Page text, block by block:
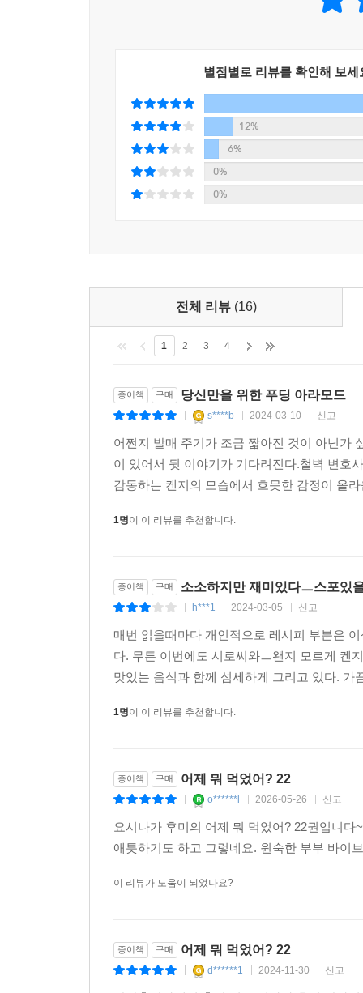
별점별로 리뷰를 확인해 보세
12%
6%
0%
0%
전체 리뷰 (16)
1 2 3 4
종이책 구매 당신만을 위한 푸딩 아라모드
s****b 2024-03-10 신고
어쩐지 발매 주기가 조금 짧아진 것이 아닌가
이 있어서 뒷 이야기가 기다려진다.철벽 변호
감동하는 켄지의 모습에서 흐믓한 감정이 올
1명이 이 리뷰를 추천합니다.
종이책 구매 소소하지만 재미있다ㅡ스포있
h***1 2024-03-05 신고
매번 읽을때마다 개인적으로 레시피 부분은
다. 무튼 이번에도 시로씨와ㅡ왠지 모르게 켄
맛있는 음식과 함께 섬세하게 그리고 있다.
1명이 이 리뷰를 추천합니다.
종이책 구매 어제 뭐 먹었어? 22
o******l 2026-05-26 신고
요시나가 후미의 어제 뭐 먹었어? 22권입니
애틋하기도 하고 그렇네요. 원숙한 부부 바이
이 리뷰가 도움이 되었나요?
종이책 구매 어제 뭐 먹었어? 22
d******1 2024-11-30 신고